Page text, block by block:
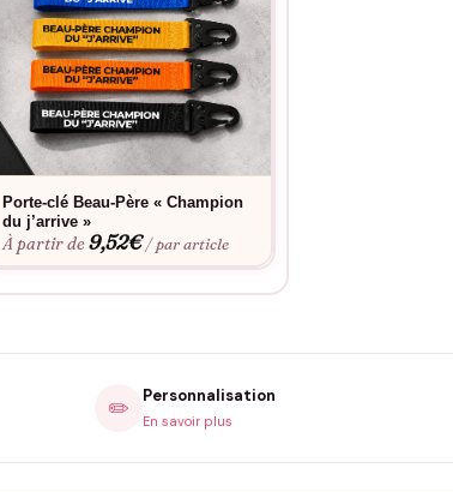
Porte-clé Beau-Père « Champion
du j’arrive »
À partir de9,52€ / par article
✏️ Personnalisation
En savoir plus